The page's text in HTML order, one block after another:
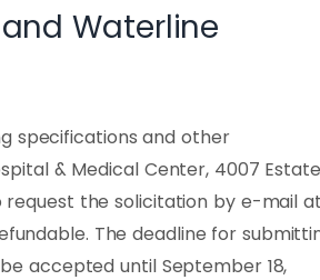
Waterline
specifications and other
& Medical Center, 4007 Estate
request the solicitation by e-mail at
The deadline for
accepted until September 18,